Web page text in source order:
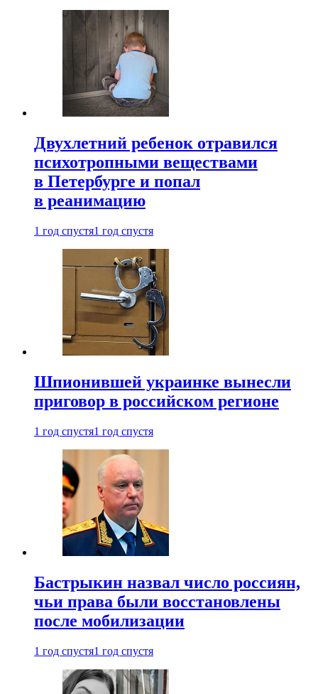
Двухлетний ребенок отравился
психотропными веществами
в Петербурге и попал
в реанимацию
1 год спустя1 год спустя
Шпионившей украинке вынесли
приговор в российском регионе
1 год спустя1 год спустя
Бастрыкин назвал число россиян,
чьи права были восстановлены
после мобилизации
1 год спустя1 год спустя